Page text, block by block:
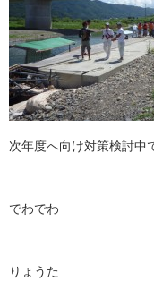
次年度へ向け対策検討中
でわでわ
りょうた